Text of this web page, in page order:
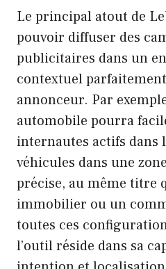
Le principal atout de
pouvoir diffuser des
publicitaires dans un
contextuel
annonceur. Par
automobile pourra
internautes actifs dans
véhicules dans une
précise, au même titre
immobilier ou un
toutes ces
l’outil réside dans sa